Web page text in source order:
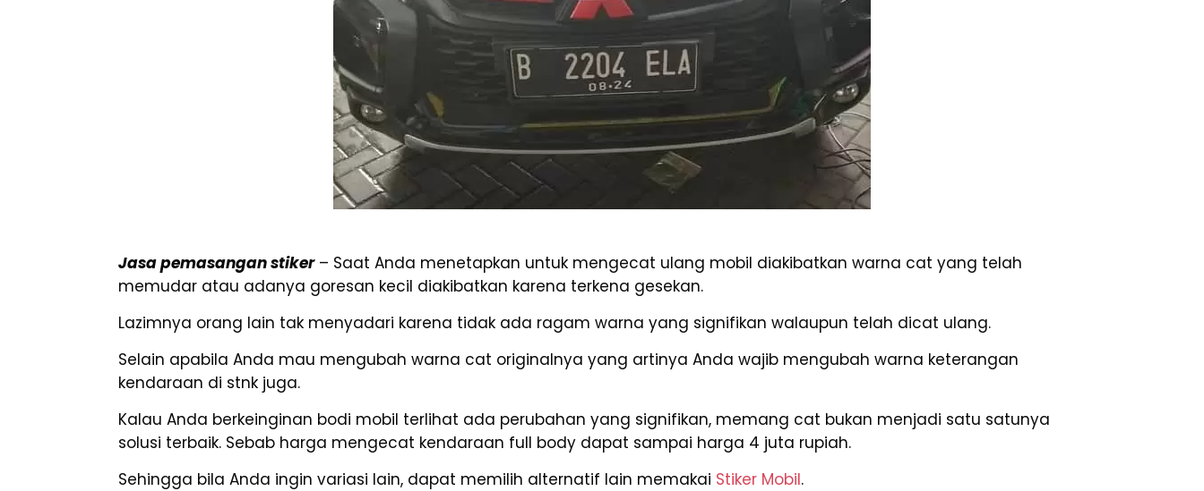
Jasa pemasangan stiker– Saat Anda menetapkan untuk mengecat ulang mobil diakibatkan warna cat yang telah
memudar atau adanya goresan kecil diakibatkan karena terkena gesekan.
Lazimnya orang lain tak menyadari karena tidak ada ragam warna yang signifikan walaupun telah dicat ulang.
Selain apabila Anda mau mengubah warna cat originalnya yang artinya Anda wajib mengubah warna keterangan
kendaraan di stnk juga.
Kalau Anda berkeinginan bodi mobil terlihat ada perubahan yang signifikan, memang cat bukan menjadi satu satunya
solusi terbaik. Sebab harga mengecat kendaraan full body dapat sampai harga 4 juta rupiah.
Sehingga bila Anda ingin variasi lain, dapat memilih alternatif lain memakai Stiker Mobil.